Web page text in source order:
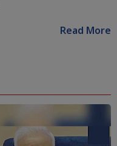
Read More